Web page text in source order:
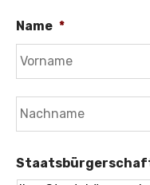
Name *